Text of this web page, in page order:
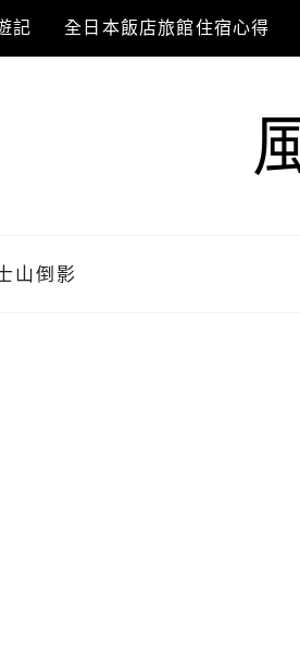
記 全日本飯店旅館住宿心得
山倒影